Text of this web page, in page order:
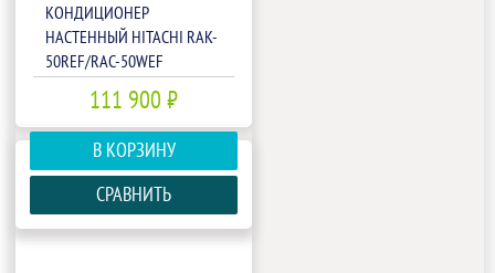
КОНДИЦИОНЕР
НАСТЕННЫЙ HITACHI RAK-
50REF/RAC-50WEF
111 900 ₽
В КОРЗИНУ
СРАВНИТЬ